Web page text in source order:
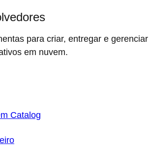
para criar, entregar e gerenciar
em nuvem.
Catalog